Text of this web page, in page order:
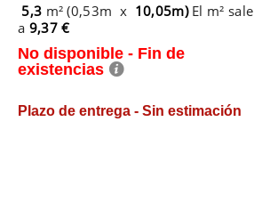
5,3 m² (0,53m x 10,05m) El m² sale
a 9,37 €
No disponible - Fin de
existencias
Plazo de entrega - Sin estimación